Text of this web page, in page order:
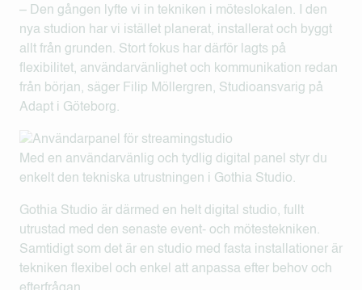
– Den gången lyfte vi in tekniken i möteslokalen. I den
nya studion har vi istället planerat, installerat och byggt
allt från grunden. Stort fokus har därför lagts på
flexibilitet, användarvänlighet och kommunikation redan
från början, säger Filip Möllergren, Studioansvarig på
Adapt i Göteborg.
Med en användarvänlig och tydlig digital panel styr du
enkelt den tekniska utrustningen i Gothia Studio.
Gothia Studio är därmed en helt digital studio, fullt
utrustad med den senaste event- och mötestekniken.
Samtidigt som det är en studio med fasta installationer är
tekniken flexibel och enkel att anpassa efter behov och